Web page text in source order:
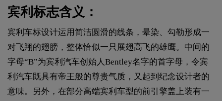
宾利标志含义：
宾利车标设计运用简洁圆滑的线条，晕染、勾勒形成一
对飞翔的翅膀，整体恰似一只展翅高飞的雄鹰。中间的
字母“B”为宾利汽车创始人Bentley名字的首字母，令宾
利汽车既具有帝王般的尊贵气质，又起到纪念设计者的
意味。另外，在部分高端宾利车型的前引擎盖上装有一